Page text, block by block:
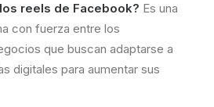
reels de Facebook? Es una
con fuerza entre los
que buscan adaptarse a
digitales para aumentar sus